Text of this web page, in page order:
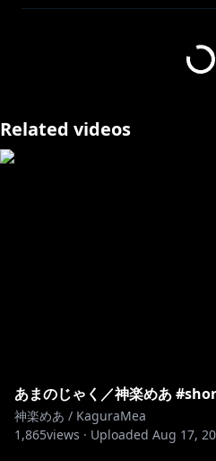
この動画を見てコミケの楽し
好評だったらC106も動画にし
なる』で登録完了！
チャットに使える絵文字や、
す！
Related videos
あまのじゃく／神楽めあ
神楽めあ / KaguraMea
1,865views · Uploaded Aug 17,